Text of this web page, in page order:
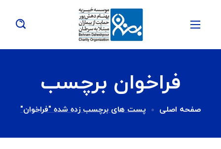
فراخوان برچسب
صفحه اصلی پست های برچسب زده شده "فراخوان"